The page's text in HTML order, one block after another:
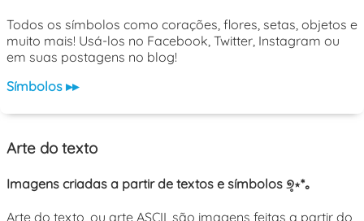
Todos os símbolos como corações, flores, setas, objetos e
muito mais! Usá-los no Facebook, Twitter, Instagram ou
em suas postagens no blog!
Símbolos ▸▸
Arte do texto
Imagens criadas a partir de textos e símbolos ୭̥⋆*｡
Arte do texto, ou arte ASCII, são imagens feitas a partir do